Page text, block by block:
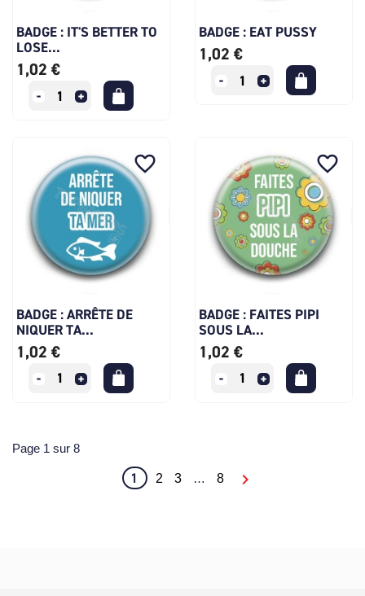
BADGE : IT'S BETTER TO
LOSE...
1,02 €
BADGE : EAT PUSSY
1,02 €
BADGE : ARRÊTE DE
NIQUER TA...
1,02 €
favorite_border
BADGE : FAITES PIPI
SOUS LA...
1,02 €
favorite_border
Page 1 sur 8
1 2 3 … 8 